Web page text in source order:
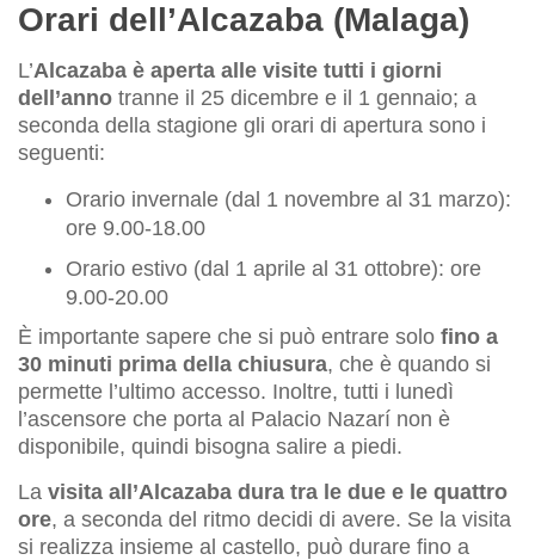
Orari dell’Alcazaba (Malaga)
L’Alcazaba è aperta alle visite tutti i giorni
dell’anno tranne il 25 dicembre e il 1 gennaio; a
seconda della stagione gli orari di apertura sono i
seguenti:
Orario invernale (dal 1 novembre al 31 marzo):
ore 9.00-18.00
Orario estivo (dal 1 aprile al 31 ottobre): ore
9.00-20.00
È importante sapere che si può entrare solo fino a
30 minuti prima della chiusura, che è quando si
permette l’ultimo accesso. Inoltre, tutti i lunedì
l’ascensore che porta al Palacio Nazarí non è
disponibile, quindi bisogna salire a piedi.
La visita all’Alcazaba dura tra le due e le quattro
ore, a seconda del ritmo decidi di avere. Se la visita
si realizza insieme al castello, può durare fino a